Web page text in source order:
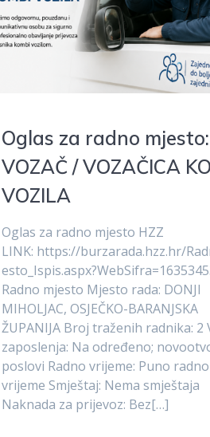
Oglas za radno mjesto:
VOZAČ / VOZAČICA
VOZILA
Oglas za radno mjesto HZZ
LINK: https://burzarada.hzz.hr/
Radno mjesto Mjesto rada: DONJI
MIHOLJAC, OSJEČKO-BARANJSKA
ŽUPANIJA Broj traženih radnika: 2
zaposlenja: Na određeno;
poslovi Radno vrijeme: Puno radno
vrijeme Smještaj: Nema smještaja
Naknada za prijevoz: Bez[…]